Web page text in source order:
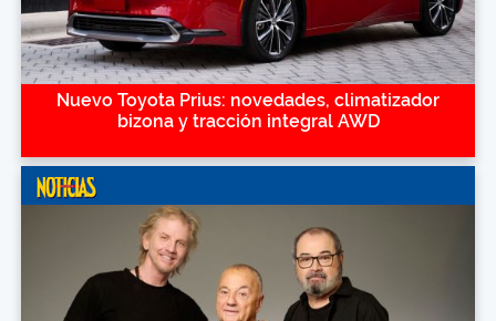
Nuevo Toyota Prius: novedades, climatizador
bizona y tracción integral AWD